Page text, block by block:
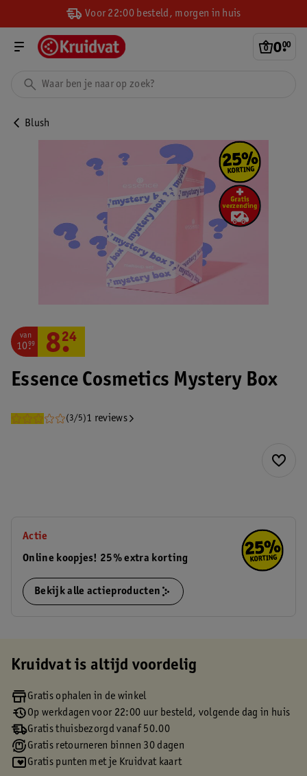
Voor 22:00 besteld, morgen in huis
0.
00
Blush
Essence Cosmetics Mystery Box
(3/5)1 reviews
van
10.
99 8.
24
Actie
Online koopjes! 25% extra korting
Bekijk alle actieproducten
Kruidvat is altijd voordelig
Gratis ophalen in de winkel
Op werkdagen voor 22:00 uur besteld, volgende dag in huis
Gratis thuisbezorgd vanaf 50.00
Gratis retourneren binnen 30 dagen
Gratis punten met je Kruidvat kaart